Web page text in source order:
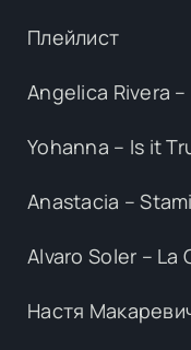
Плейлист
Angelica Rivera
Yohanna – Is it
Anastacia –
Alvaro Soler – La
Настя